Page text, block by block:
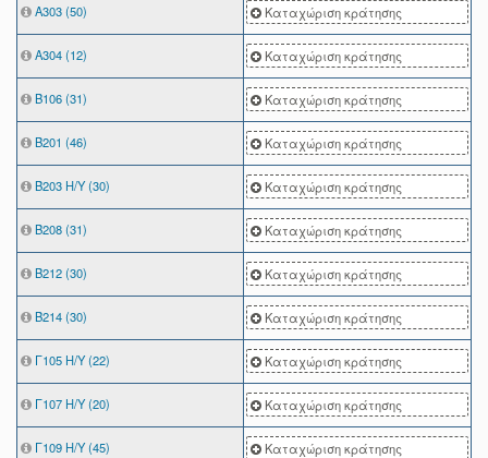
Α303 (50) Καταχώριση κράτησης
Α304 (12) Καταχώριση κράτησης
Β106 (31) Καταχώριση κράτησης
Β201 (46) Καταχώριση κράτησης
Β203 Η/Υ (30) Καταχώριση κράτησης
Β208 (31) Καταχώριση κράτησης
Β212 (30) Καταχώριση κράτησης
Β214 (30) Καταχώριση κράτησης
Γ105 Η/Υ (22) Καταχώριση κράτησης
Γ107 Η/Υ (20) Καταχώριση κράτησης
Γ109 Η/Υ (45) Καταχώριση κράτησης